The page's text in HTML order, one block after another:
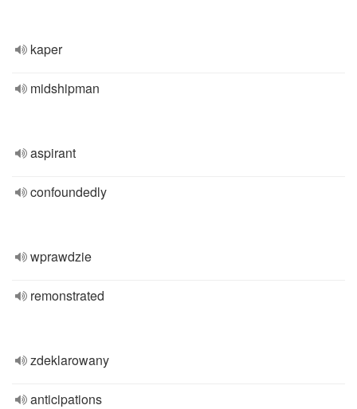
kaper
midshipman
aspirant
confoundedly
wprawdzie
remonstrated
zdeklarowany
anticipations